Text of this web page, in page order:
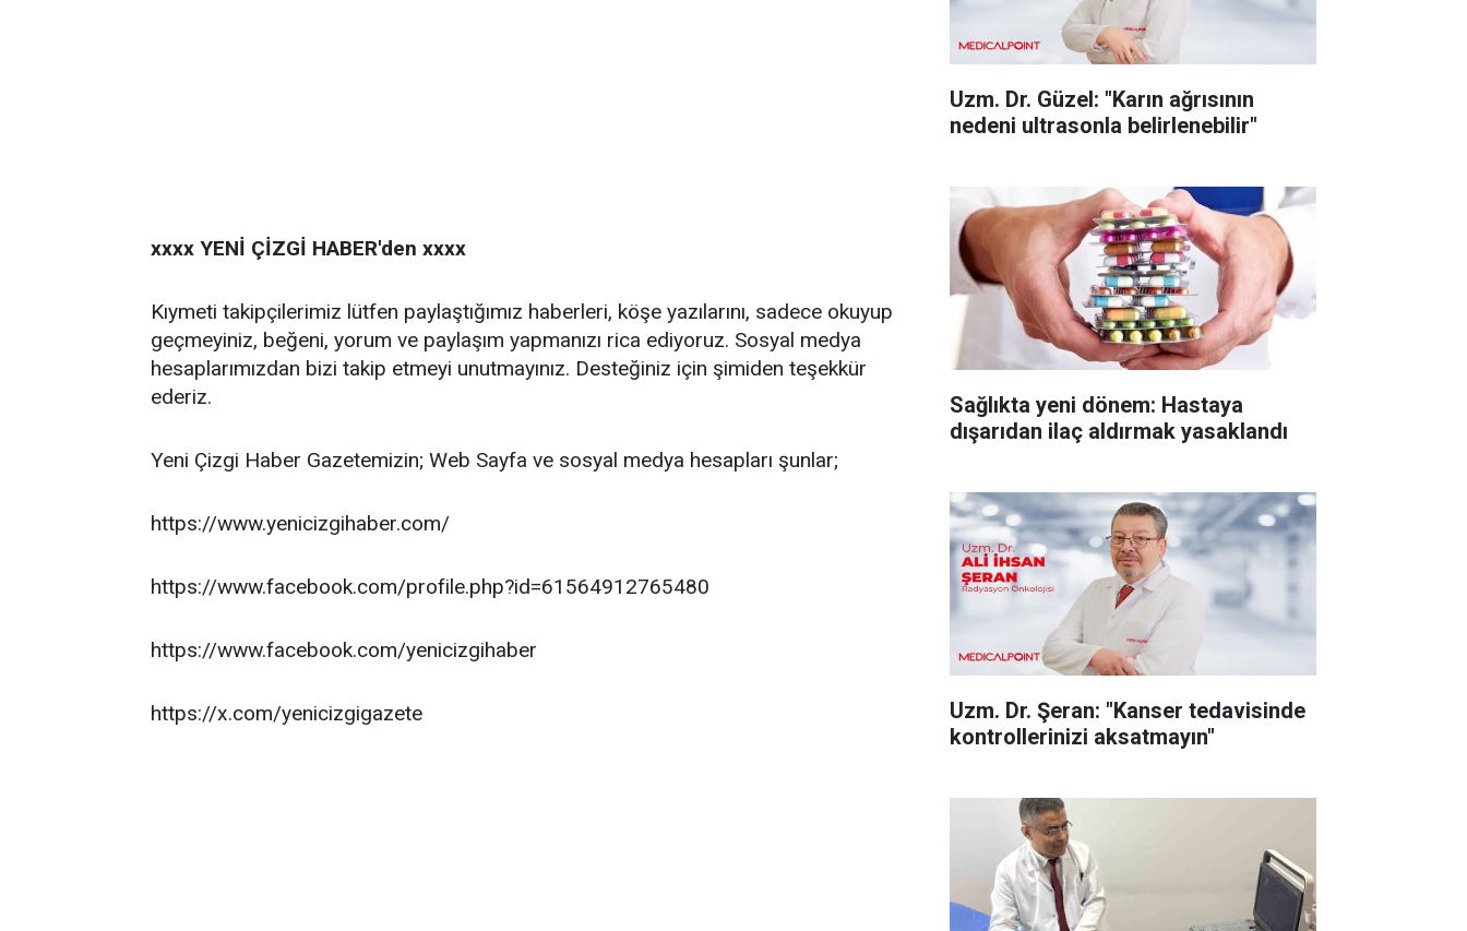
xxxx YENİ ÇİZGİ HABER'den xxxx
Kıymeti takipçilerimiz lütfen paylaştığımız haberleri, köşe yazılarını, sadece okuyup
geçmeyiniz, beğeni, yorum ve paylaşım yapmanızı rica ediyoruz. Sosyal medya
hesaplarımızdan bizi takip etmeyi unutmayınız. Desteğiniz için şimiden teşekkür
ederiz.
Yeni Çizgi Haber Gazetemizin; Web Sayfa ve sosyal medya hesapları şunlar;
https://www.yenicizgihaber.com/
https://www.facebook.com/profile.php?id=61564912765480
https://www.facebook.com/yenicizgihaber
https://x.com/yenicizgigazete
Uzm. Dr. Güzel: "Karın ağrısının
nedeni ultrasonla belirlenebilir"
Sağlıkta yeni dönem: Hastaya
dışarıdan ilaç aldırmak yasaklandı
Uzm. Dr. Şeran: "Kanser tedavisinde
kontrollerinizi aksatmayın"